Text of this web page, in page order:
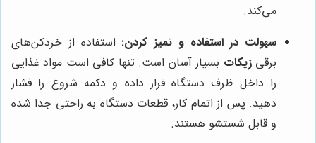
می‌کند.
سهولت در استفاده و تمیز کردن: استفاده از خردکن‌های
برقیزیکات بسیار آسان است. تنها کافی است مواد غذایی
را داخل ظرف دستگاه قرار داده و دکمه شروع را فشار
دهید. پس از اتمام کار، قطعات دستگاه به راحتی جدا شده
و قابل شستشو هستند.